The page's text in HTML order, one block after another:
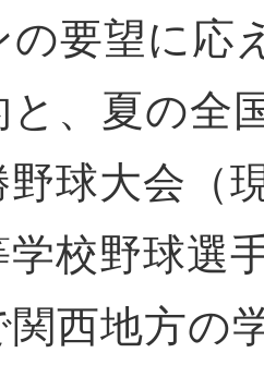
の要望に応
と、夏の全
野球大会（
学校野球選
関西地方の